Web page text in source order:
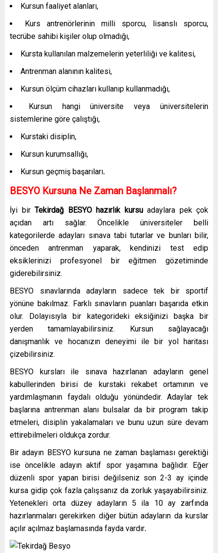
Kursun faaliyet alanları,
Kurs antrenörlerinin milli sporcu, lisanslı sporcu,
tecrübe sahibi kişiler olup olmadığı,
Kursta kullanılan malzemelerin yeterliliği ve kalitesi,
Antrenman alanının kalitesi,
Kursun ölçüm cihazları kullanıp kullanmadığı,
Kursun hangi üniversite veya üniversitelerin
sistemlerine göre çalıştığı,
Kurstaki disiplin,
Kursun kurumsallığı,
Kursun geçmiş başarıları.
BESYO Kursuna Ne Zaman Başlanmalı?
İyi bir Tekirdağ BESYO hazırlık kursu adaylara pek çok
açıdan artı sağlar. Öncelikle üniversiteler belli
kategorilerde adayları sınava tabi tutarlar ve bunları bilir,
önceden antrenman yaparak, kendinizi test edip
eksiklerinizi profesyonel bir eğitmen gözetiminde
giderebilirsiniz.
BESYO sınavlarında adayların sadece tek bir sportif
yönüne bakılmaz. Farklı sınavların puanları başarıda etkin
olur. Dolayısıyla bir kategorideki eksiğinizi başka bir
yerden tamamlayabilirsiniz. Kursun sağlayacağı
danışmanlık ve hocanızın deneyimi ile bir yol haritası
çizebilirsiniz.
BESYO kursları ile sınava hazırlanan adayların genel
kabullerinden birisi de kurstaki rekabet ortamının ve
yardımlaşmanın faydalı olduğu yönündedir. Adaylar tek
başlarına antrenman alanı bulsalar da bir program takip
etmeleri, disiplin yakalamaları ve bunu uzun süre devam
ettirebilmeleri oldukça zordur.
Bir adayın BESYO kursuna ne zaman başlaması gerektiği
ise öncelikle adayın aktif spor yaşamına bağlıdır. Eğer
düzenli spor yapan birisi değilseniz son 2-3 ay içinde
kursa gidip çok fazla çalışsanız da zorluk yaşayabilirsiniz.
Yetenekleri orta düzey adayların 5 ila 10 ay zarfında
hazırlanmaları gerekirken diğer bütün adayların da kurslar
açılır açılmaz başlamasında fayda vardır.